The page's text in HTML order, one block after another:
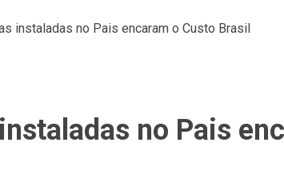
instaladas no Pais encaram o Custo Brasil
no Pais